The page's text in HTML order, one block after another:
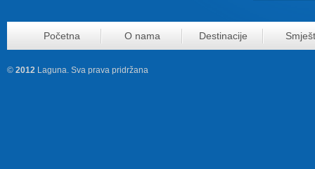
Početna O nama Destinacije
© 2012 Laguna. Sva prava pridržana